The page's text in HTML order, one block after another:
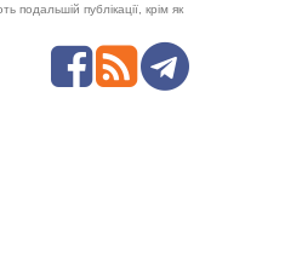
подальшій публікації, крім як